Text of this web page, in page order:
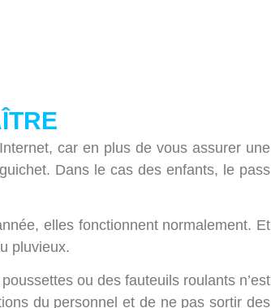
car en plus de vous assurer une
Dans le cas des enfants, le pass
elles fonctionnent normalement. Et
pluvieux.
ou des fauteuils roulants n’est
du personnel et de ne pas sortir des